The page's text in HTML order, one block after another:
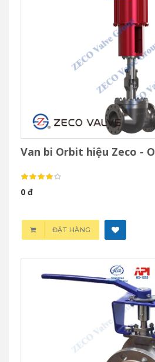
Van bi Orbit hiệu Zeco -
0 đ
ĐẶT HÀNG